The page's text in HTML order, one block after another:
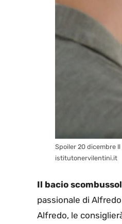
Spoiler 20 dicembre
istitutonervilentini.it
Il bacio
passionale di
Alfredo, le